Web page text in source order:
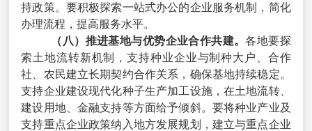
持政策。要积极探索一站式办公的企业服务机制，简化
办理流程，提高服务水平。
（八）推进基地与优势企业合作共建。各地要探
索土地流转新机制，支持种业企业与制种大户、合作
社、农民建立长期契约合作关系，确保基地持续稳定。
支持企业建设现代化种子生产加工设施，在土地流转、
建设用地、金融支持等方面给予倾斜。要将种业产业及
支持重点企业政策纳入地方发展规划，建立与重点企业